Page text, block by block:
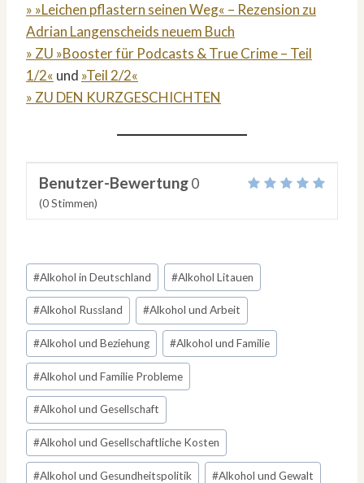
» »Leichen pflastern seinen Weg« – Rezension zu
Adrian Langenscheids neuem Buch
» ZU »Booster für Podcasts & True Crime – Teil
1/2« und »Teil 2/2«
» ZU DEN KURZGESCHICHTEN
Benutzer-Bewertung0
(0Stimmen)
Schlagworte:
#Alkohol in Deutschland #Alkohol Litauen
#Alkohol Russland #Alkohol und Arbeit
#Alkohol und Beziehung #Alkohol und Familie
#Alkohol und Familie Probleme
#Alkohol und Gesellschaft
#Alkohol und Gesellschaftliche Kosten
#Alkohol und Gesundheitspolitik #Alkohol und Gewalt